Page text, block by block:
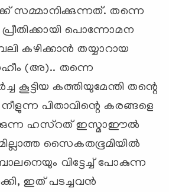
സമ്മാനിക്കുന്നത്. തന്നെ
പ്രീതിക്കായി പൊന്നോമന
കഴിക്കാന്‍ തയ്യാറായ
(അ).. തന്നെ
കൂട്ടിയ കത്തിയുമേന്തി തന്റെ
പിതാവിന്റെ കരങ്ങളെ
ഹസ്റത് ഇസ്മാഈല്‍
സൈകതഭൂമിയില്‍
വിട്ടേച്ച് പോകുന്ന
ഇത് പടച്ചവന്‍